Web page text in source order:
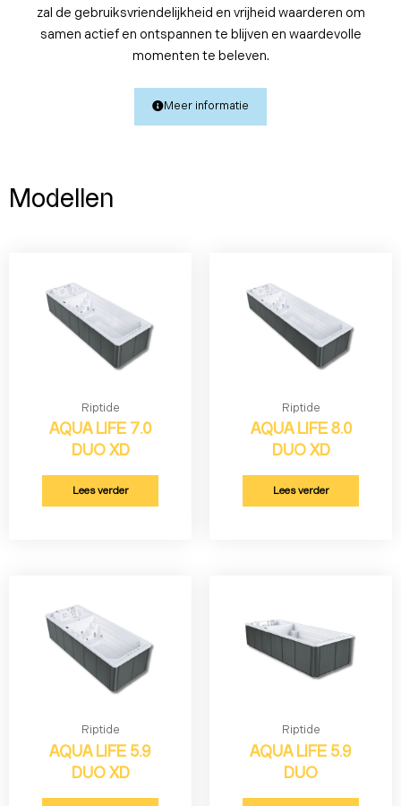
zal de gebruiksvriendelijkheid en vrijheid waarderen om
samen actief en ontspannen te blijven en waardevolle
momenten te beleven.
Meer informatie
Modellen
Riptide
AQUA LIFE 7.0
DUO XD
Lees verder
Riptide
AQUA LIFE 8.0
DUO XD
Lees verder
Riptide
AQUA LIFE 5.9
DUO XD
Riptide
AQUA LIFE 5.9
DUO